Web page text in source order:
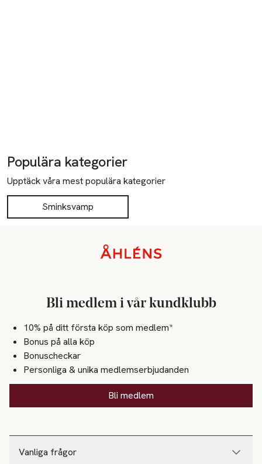
Populära kategorier
Upptäck våra mest populära kategorier
Sminksvamp
Vanliga frågor
Bli medlem i vår kundklubb
10% på ditt första köp som medlem*
Bonus på alla köp
Bonuscheckar
Personliga & unika medlemserbjudanden
Bli medlem